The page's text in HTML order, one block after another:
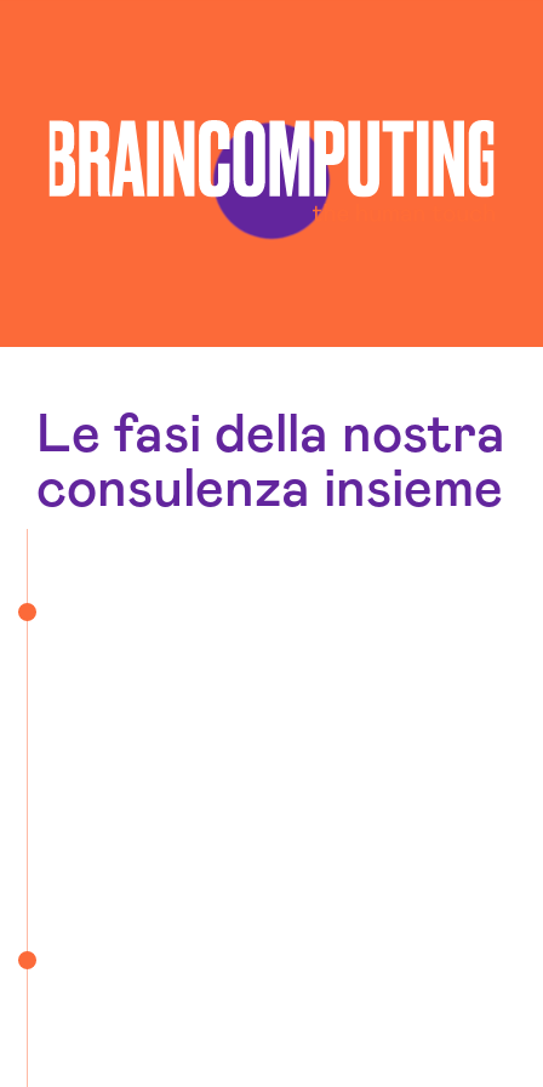
Le fasi della nostra
consulenza insieme